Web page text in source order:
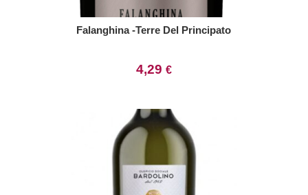
Falanghina -Terre Del Principato
4,29 €